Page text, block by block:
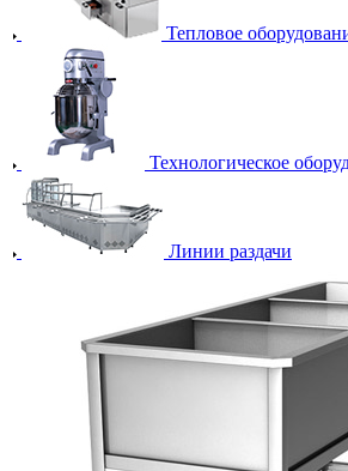
Тепловое
Технологическое
Линии раздачи